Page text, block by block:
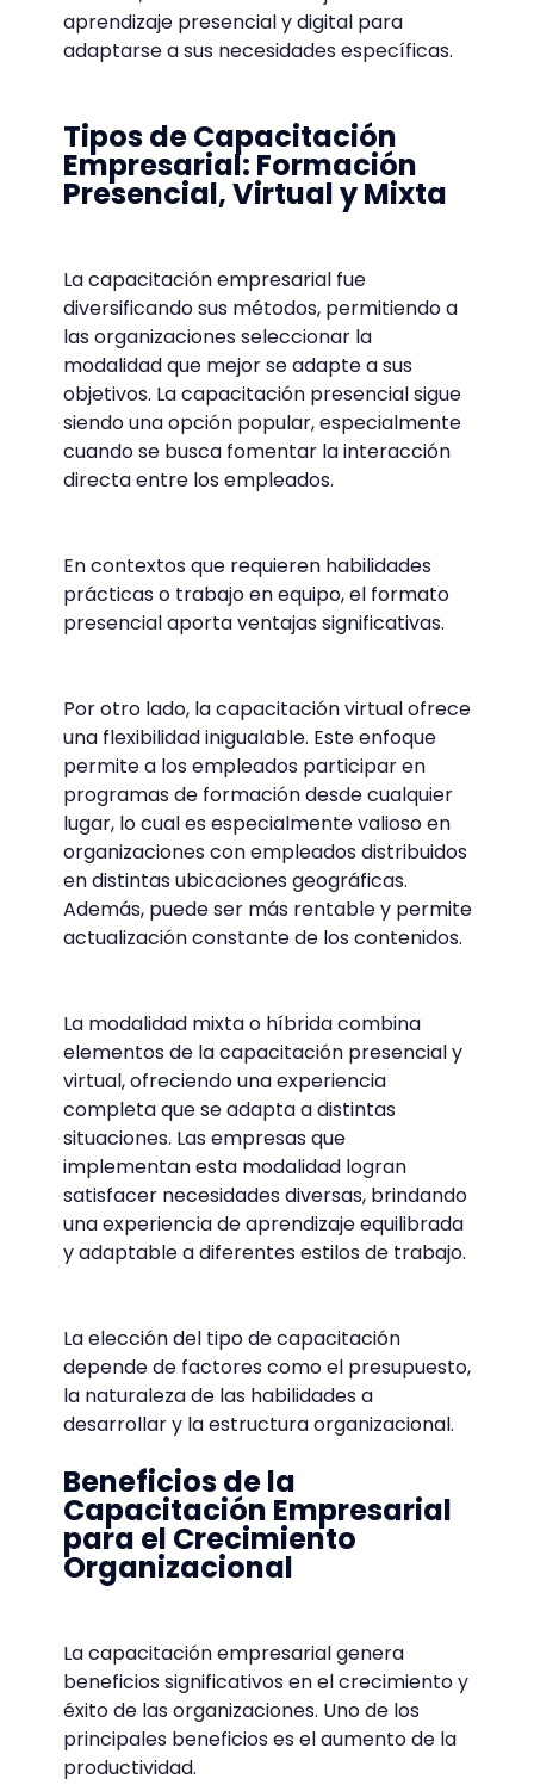
aprendizaje presencial y digital para
adaptarse a sus necesidades específicas.
Tipos de Capacitación
Empresarial: Formación
Presencial, Virtual y Mixta
La capacitación empresarial fue
diversificando sus métodos, permitiendo a
las organizaciones seleccionar la
modalidad que mejor se adapte a sus
objetivos. La capacitación presencial sigue
siendo una opción popular, especialmente
cuando se busca fomentar la interacción
directa entre los empleados.
En contextos que requieren habilidades
prácticas o trabajo en equipo, el formato
presencial aporta ventajas significativas.
Por otro lado, la capacitación virtual ofrece
una flexibilidad inigualable. Este enfoque
permite a los empleados participar en
programas de formación desde cualquier
lugar, lo cual es especialmente valioso en
organizaciones con empleados distribuidos
en distintas ubicaciones geográficas.
Además, puede ser más rentable y permite
actualización constante de los contenidos.
La modalidad mixta o híbrida combina
elementos de la capacitación presencial y
virtual, ofreciendo una experiencia
completa que se adapta a distintas
situaciones. Las empresas que
implementan esta modalidad logran
satisfacer necesidades diversas, brindando
una experiencia de aprendizaje equilibrada
y adaptable a diferentes estilos de trabajo.
La elección del tipo de capacitación
depende de factores como el presupuesto,
la naturaleza de las habilidades a
desarrollar y la estructura organizacional.
Beneficios de la
Capacitación Empresarial
para el Crecimiento
Organizacional
La capacitación empresarial genera
beneficios significativos en el crecimiento y
éxito de las organizaciones. Uno de los
principales beneficios es el aumento de la
productividad.